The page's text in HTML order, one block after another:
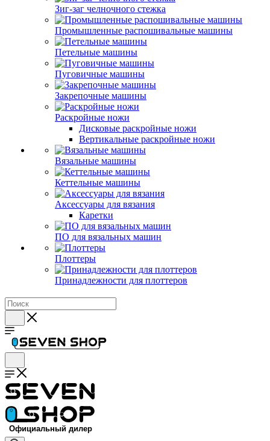
Зиг-заг челночного стежка
Промышленные распошивальные машины
Петельные машины
Пуговичные машины
Закрепочные машины
Раскройные ножи
Дисковые раскройные ножи
Вертикальные раскройные ножи
Вязальные машины
Кеттельные машины
Аксессуары для вязания
Каретки
ПО для вязальных машин
Плоттеры
Принадлежности для плоттеров